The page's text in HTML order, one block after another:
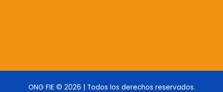
ONG FIE © 2026 | Todos los derechos reservados.